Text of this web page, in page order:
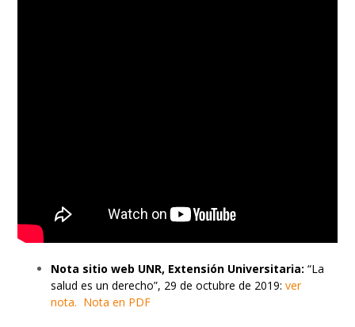
Nota sitio web UNR, Extensión Universitaria: “La
salud es un derecho”, 29 de octubre de 2019: ver
nota. Nota en PDF